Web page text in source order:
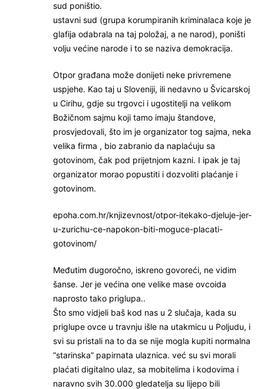
sud poništio.
ustavni sud (grupa korumpiranih kriminalaca koje je
glafija odabrala na taj položaj, a ne narod), poništi
volju većine narode i to se naziva demokracija.
Otpor građana može donijeti neke privremene
uspjehe. Kao taj u Sloveniji, ili nedavno u Švicarskoj
u Cirihu, gdje su trgovci i ugostitelji na velikom
Božičnom sajmu koji tamo imaju štandove,
prosvjedovali, što im je organizator tog sajma, neka
velika firma , bio zabranio da naplaćuju sa
gotovinom, čak pod prijetnjom kazni. I ipak je taj
organizator morao popustiti i dozvoliti plaćanje i
gotovinom.
epoha.com.hr/knjizevnost/otpor-itekako-djeluje-jer-
u-zurichu-ce-napokon-biti-moguce-placati-
gotovinom/
Međutim dugoročno, iskreno govoreći, ne vidim
šanse. Jer je većina one velike mase ovcoida
naprosto tako priglupa..
Što smo vidjeli baš kod nas u 2 slučaja, kada su
priglupe ovce u travnju išle na utakmicu u Poljudu, i
svi su pristali na to da se nije mogla kupiti normalna
“starinska” papirnata ulaznica. već su svi morali
plaćati digitalno ulaz, sa mobitelima i kodovima i
naravno svih 30.000 gledatelja su lijepo bili